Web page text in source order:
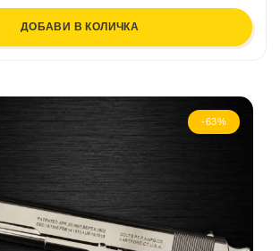
ДОБАВИ В КОЛИЧКА
-63%